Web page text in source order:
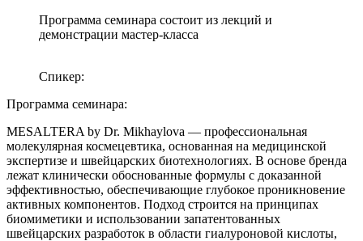
Программа семинара состоит из лекций и
демонстрации мастер-класса
Спикер:
Программа семинара:
MESALTERA by Dr. Mikhaylova — профессиональная
молекулярная космецевтика, основанная на медицинской
экспертизе и швейцарских биотехнологиях. В основе бренда
лежат клинически обоснованные формулы с доказанной
эффективностью, обеспечивающие глубокое проникновение
активных компонентов. Подход строится на принципах
биомиметики и использовании запатентованных
швейцарских разработок в области гиалуроновой кислоты,